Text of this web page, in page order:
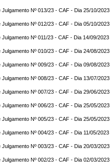
Julgamento Nº 013/23 - CAF - Dia 25/10/2023
Julgamento Nº 012/23 - CAF - Dia 05/10/2023
Julgamento Nº 011/23 - CAF - Dia 14/09/2023
Julgamento Nº 010/23 - CAF - Dia 24/08/2023
Julgamento Nº 009/23 - CAF - Dia 09/08/2023
Julgamento Nº 008/23 - CAF - Dia 13/07/2023
Julgamento Nº 007/23 - CAF - Dia 29/06/2023
Julgamento Nº 006/23 - CAF - Dia 25/05/2023
Julgamento Nº 005/23 - CAF - Dia 25/05/2023
Julgamento Nº 004/23 - CAF - Dia 11/05/2023
Julgamento Nº 003/23 - CAF - Dia 20/03/2023
Julgamento Nº 002/23 - CAF - Dia 02/03/2023